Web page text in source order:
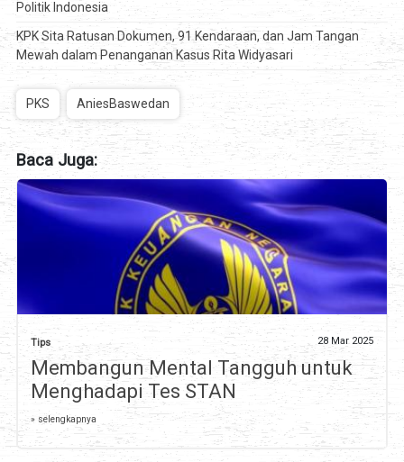
Politik Indonesia
KPK Sita Ratusan Dokumen, 91 Kendaraan, dan Jam Tangan
Mewah dalam Penanganan Kasus Rita Widyasari
PKS AniesBaswedan
Baca Juga:
Tips 28 Mar 2025
Membangun Mental Tangguh untuk
Menghadapi Tes STAN
» selengkapnya